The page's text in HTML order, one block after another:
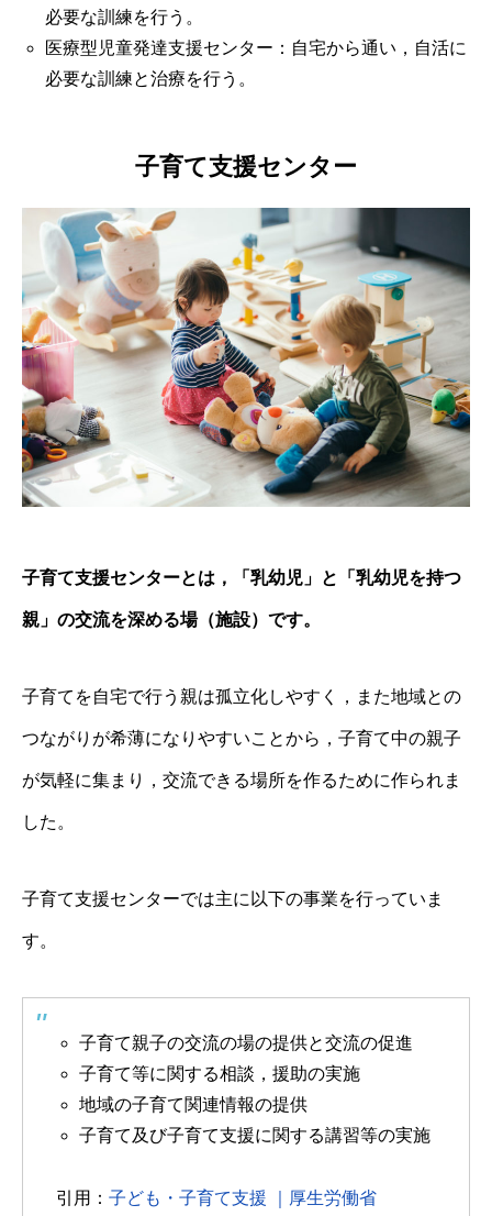
必要な訓練を行う。
医療型児童発達支援センター：自宅から通い，自活に
必要な訓練と治療を行う。
子育て支援センター
子育て支援センターとは，「乳幼児」と「乳幼児を持つ
親」の交流を深める場（施設）です。
子育てを自宅で行う親は孤立化しやすく，また地域との
つながりが希薄になりやすいことから，子育て中の親子
が気軽に集まり，交流できる場所を作るために作られま
した。
子育て支援センターでは主に以下の事業を行っていま
す。
子育て親子の交流の場の提供と交流の促進
子育て等に関する相談，援助の実施
地域の子育て関連情報の提供
子育て及び子育て支援に関する講習等の実施
引用： 子ども・子育て支援 ｜厚生労働省